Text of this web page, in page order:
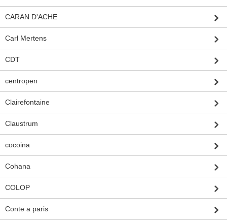
CARAN D'ACHE
Carl Mertens
CDT
centropen
Clairefontaine
Claustrum
cocoina
Cohana
COLOP
Conte a paris